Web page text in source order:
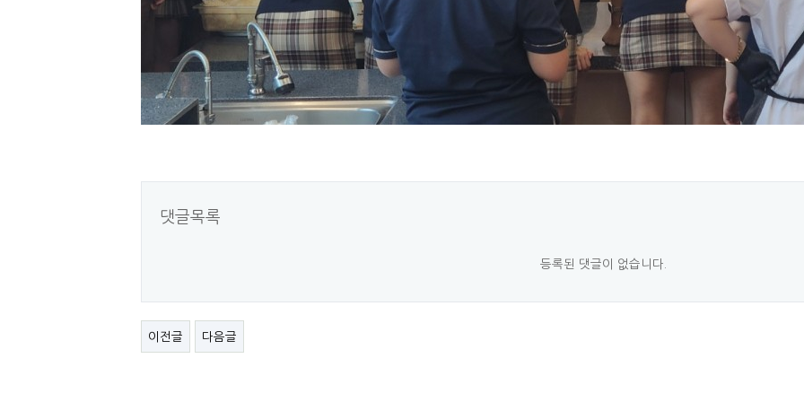
댓글목록
등록된 댓글이 없습니다.
이전글 다음글